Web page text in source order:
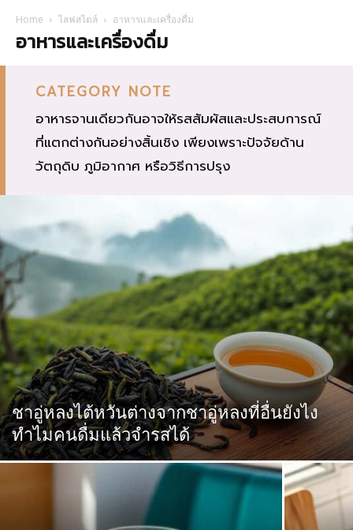
Home ไลฟสไตล์ อาหารและเครื่องดื่ม
อาหารและเครื่องดื่ม
CATEGORY NOTE
อาหารจานเดียวกันอาจให้รสสัมผัสและประสบการณ์
ที่แตกต่างกันอย่างสิ้นเชิง เพียงเพราะปัจจัยด้าน
วัตถุดิบ ภูมิอากาศ หรือวิธีการปรุง
ชาอู่หลงไต้หวันต่างจากชาอู่หลงที่อื่นยังไง
ทำไมคนดื่มแล้วจำรสได้